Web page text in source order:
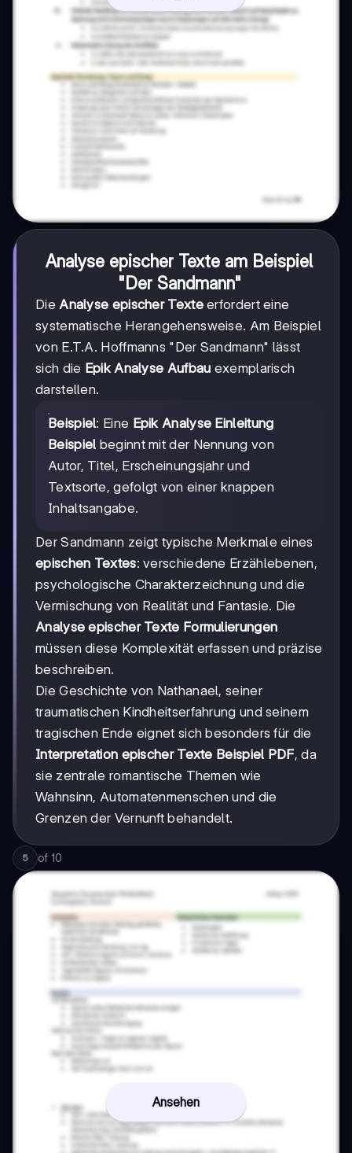
Analyse epischer Texte am Beispiel
"Der Sandmann"
Die Analyse epischer Texteerfordert eine
systematische Herangehensweise. Am Beispiel
von E.T.A. Hoffmanns "Der Sandmann" lässt
sich die Epik Analyse Aufbau exemplarisch
darstellen.
Beispiel: Eine Epik Analyse Einleitung
Beispiel beginnt mit der Nennung von
Autor, Titel, Erscheinungsjahr und
Textsorte, gefolgt von einer knappen
Inhaltsangabe.
Der Sandmann zeigt typische Merkmale eines
epischen Textes: verschiedene Erzählebenen,
psychologische Charakterzeichnung und die
Vermischung von Realität und Fantasie. Die
Analyse epischer Texte Formulierungen
müssen diese Komplexität erfassen und präzise
beschreiben.
Die Geschichte von Nathanael, seiner
traumatischen Kindheitserfahrung und seinem
tragischen Ende eignet sich besonders für die
Interpretation epischer Texte Beispiel PDF, da
sie zentrale romantische Themen wie
Wahnsinn, Automatenmenschen und die
Grenzen der Vernunft behandelt.
5 of 10
Ansehen